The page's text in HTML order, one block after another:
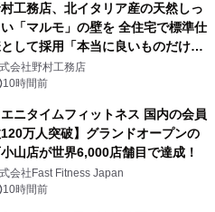
工務店、北イタリア産の天然しっ
い「マルモ」の壁を 全住宅で標準仕
して採用「本当に良いものだけに
わる」
会社野村工務店
10時間前
エニタイムフィットネス 国内の会員
万人突破】グランドオープンの
山店が世界6,000店舗目で達成！
会社Fast Fitness Japan
10時間前